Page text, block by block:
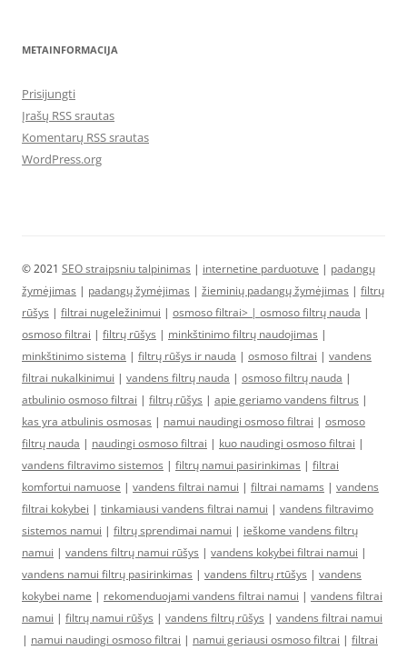
METAINFORMACIJA
Prisijungti
Įrašų RSS srautas
Komentarų RSS srautas
WordPress.org
© 2021 SEO straipsniu talpinimas | internetine parduotuve | padangų
žymėjimas | padangų žymėjimas | žieminių padangų žymėjimas | filtrų
rūšys | filtrai nugeležinimui | osmoso filtrai> | osmoso filtrų nauda |
osmoso filtrai | filtrų rūšys | minkštinimo filtrų naudojimas |
minkštinimo sistema | filtrų rūšys ir nauda | osmoso filtrai | vandens
filtrai nukalkinimui | vandens filtrų nauda | osmoso filtrų nauda |
atbulinio osmoso filtrai | filtrų rūšys | apie geriamo vandens filtrus |
kas yra atbulinis osmosas | namui naudingi osmoso filtrai | osmoso
filtrų nauda | naudingi osmoso filtrai | kuo naudingi osmoso filtrai |
vandens filtravimo sistemos | filtrų namui pasirinkimas | filtrai
komfortui namuose | vandens filtrai namui | filtrai namams | vandens
filtrai kokybei | tinkamiausi vandens filtrai namui | vandens filtravimo
sistemos namui | filtrų sprendimai namui | ieškome vandens filtrų
namui | vandens filtrų namui rūšys | vandens kokybei filtrai namui |
vandens namui filtrų pasirinkimas | vandens filtrų rtūšys | vandens
kokybei name | rekomenduojami vandens filtrai namui | vandens filtrai
namui | filtrų namui rūšys | vandens filtrų rūšys | vandens filtrai namui
| namui naudingi osmoso filtrai | namui geriausi osmoso filtrai | filtrai